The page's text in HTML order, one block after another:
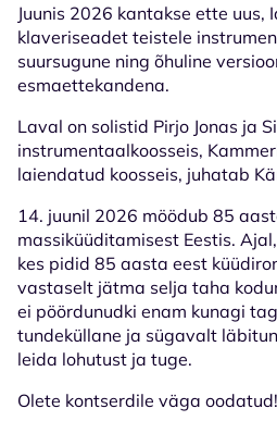
Juunis 2026 kantakse ette uus,
klaveriseadet teistele
suursugune ning õhuline
esmaettekandena.
Laval on solistid Pirjo Jonas ja
instrumentaalkoosseis,
laiendatud koosseis, juhatab
14. juunil 2026 möödub 85
massiküüditamisest Eestis.
kes pidid 85 aasta eest
vastaselt jätma selja taha
ei pöördunudki enam kunagi
tundeküllane ja sügavalt
leida lohutust ja tuge.
Olete kontserdile väga oodatud!